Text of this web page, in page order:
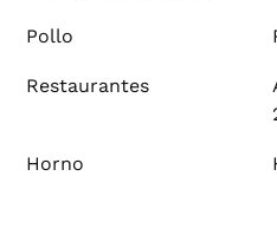
Pollo
Restaurantes
Horno